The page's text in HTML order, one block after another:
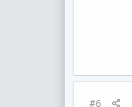
#6